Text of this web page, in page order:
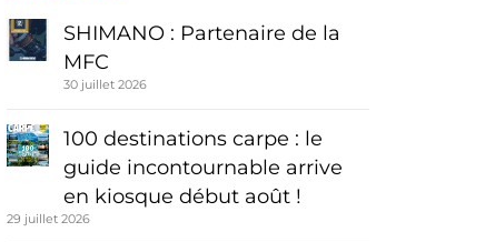
SHIMANO : Partenaire de la
MFC
30 juillet 2026
100 destinations carpe : le
guide incontournable arrive
en kiosque début août !
29 juillet 2026